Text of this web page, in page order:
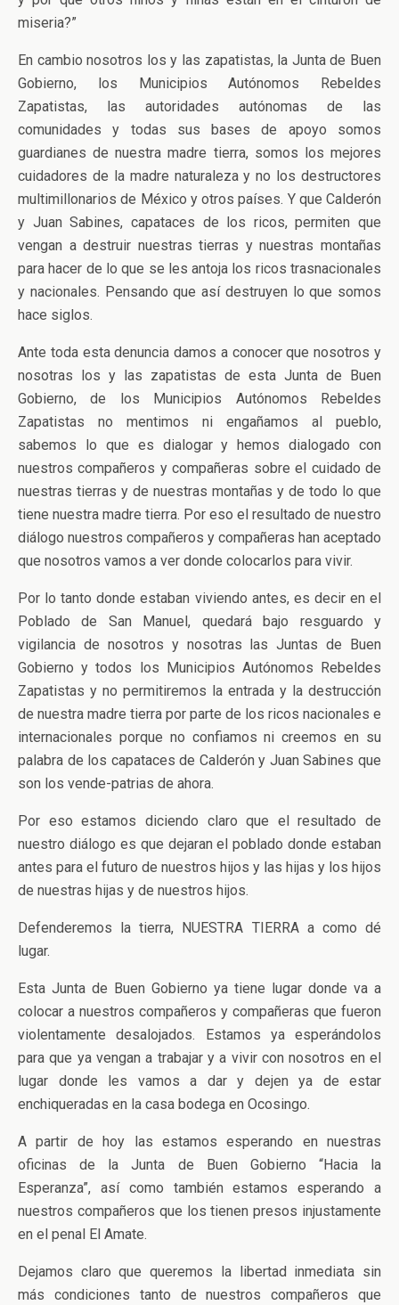
miseria?”
En cambio nosotros los y las zapatistas, la Junta de Buen
Gobierno, los Municipios Autónomos Rebeldes
Zapatistas, las autoridades autónomas de las
comunidades y todas sus bases de apoyo somos
guardianes de nuestra madre tierra, somos los mejores
cuidadores de la madre naturaleza y no los destructores
multimillonarios de México y otros países. Y que Calderón
y Juan Sabines, capataces de los ricos, permiten que
vengan a destruir nuestras tierras y nuestras montañas
para hacer de lo que se les antoja los ricos trasnacionales
y nacionales. Pensando que así destruyen lo que somos
hace siglos.
Ante toda esta denuncia damos a conocer que nosotros y
nosotras los y las zapatistas de esta Junta de Buen
Gobierno, de los Municipios Autónomos Rebeldes
Zapatistas no mentimos ni engañamos al pueblo,
sabemos lo que es dialogar y hemos dialogado con
nuestros compañeros y compañeras sobre el cuidado de
nuestras tierras y de nuestras montañas y de todo lo que
tiene nuestra madre tierra. Por eso el resultado de nuestro
diálogo nuestros compañeros y compañeras han aceptado
que nosotros vamos a ver donde colocarlos para vivir.
Por lo tanto donde estaban viviendo antes, es decir en el
Poblado de San Manuel, quedará bajo resguardo y
vigilancia de nosotros y nosotras las Juntas de Buen
Gobierno y todos los Municipios Autónomos Rebeldes
Zapatistas y no permitiremos la entrada y la destrucción
de nuestra madre tierra por parte de los ricos nacionales e
internacionales porque no confiamos ni creemos en su
palabra de los capataces de Calderón y Juan Sabines que
son los vende-patrias de ahora.
Por eso estamos diciendo claro que el resultado de
nuestro diálogo es que dejaran el poblado donde estaban
antes para el futuro de nuestros hijos y las hijas y los hijos
de nuestras hijas y de nuestros hijos.
Defenderemos la tierra, NUESTRA TIERRA a como dé
lugar.
Esta Junta de Buen Gobierno ya tiene lugar donde va a
colocar a nuestros compañeros y compañeras que fueron
violentamente desalojados. Estamos ya esperándolos
para que ya vengan a trabajar y a vivir con nosotros en el
lugar donde les vamos a dar y dejen ya de estar
enchiqueradas en la casa bodega en Ocosingo.
A partir de hoy las estamos esperando en nuestras
oficinas de la Junta de Buen Gobierno “Hacia la
Esperanza”, así como también estamos esperando a
nuestros compañeros que los tienen presos injustamente
en el penal El Amate.
Dejamos claro que queremos la libertad inmediata sin
más condiciones tanto de nuestros compañeros que